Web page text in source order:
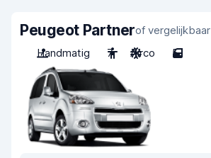
Peugeot Partnerof vergelijkbaar
Handmatig
7 Airco 5